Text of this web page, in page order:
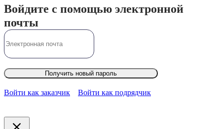
Войдите с помощью электронной
почты
Получить новый пароль
Войти как заказчик Войти как подрядчик